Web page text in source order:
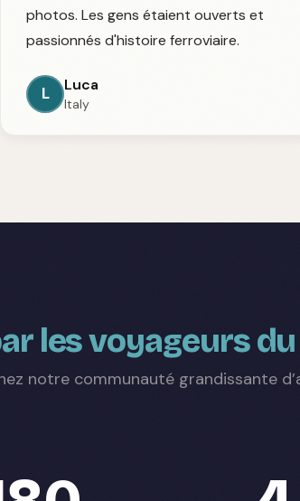
photos. Les gens étaient ouverts et
passionnés d'histoire ferroviaire.
L Luca
Italy
les voyageurs
notre communauté grandissante